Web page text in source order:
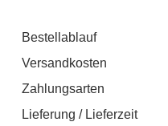
Bestellablauf
Versandkosten
Zahlungsarten
Lieferung / Lieferzeit